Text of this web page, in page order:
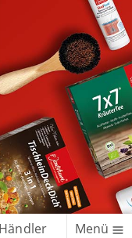
Händler Menü